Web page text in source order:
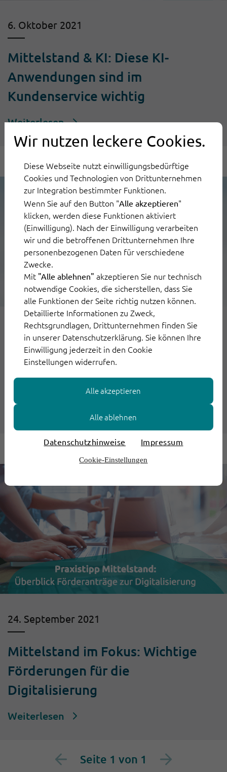
Wir nutzen leckere Cookies.
Diese Webseite nutzt einwilligungsbedürftige
Cookies und Technologien von Drittunternehmen
zur Integration bestimmter Funktionen.
Wenn Sie auf den Button "Alle akzeptieren"
klicken, werden diese Funktionen aktiviert
(Einwilligung). Nach der Einwilligung verarbeiten
wir und die betroffenen Drittunternehmen Ihre
personenbezogenen Daten für verschiedene
Zwecke.
Mit "Alle ablehnen" akzeptieren Sie nur technisch
notwendige Cookies, die sicherstellen, dass Sie
alle Funktionen der Seite richtig nutzen können.
Detaillierte Informationen zu Zweck,
Rechtsgrundlagen, Drittunternehmen finden Sie
in unserer Datenschutzerklärung. Sie können Ihre
Einwilligung jederzeit in den Cookie
Einstellungen widerrufen.
Datenschutzhinweise Impressum
Cookie-Einstellungen
Alle ablehnen
Alle akzeptieren
6. Oktober 2021
Mittelstand & KI: Diese KI-
Anwendungen sind im
Kundenservice wichtig
Weiterlesen
28. September 2021
Digitalisierung im Kundenservice:
Eine echte Chance für KMU
Weiterlesen
24. September 2021
Mittelstand im Fokus: Wichtige
Förderungen für die
Digitalisierung
Weiterlesen
Seite 1 von 1